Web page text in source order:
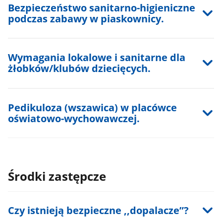
Bezpieczeństwo sanitarno-higieniczne
podczas zabawy w piaskownicy.
Wymagania lokalowe i sanitarne dla
żłobków/klubów dziecięcych.
Pedikuloza (wszawica) w placówce
oświatowo-wychowawczej.
Środki zastępcze
Czy istnieją bezpieczne ,,dopalacze”?